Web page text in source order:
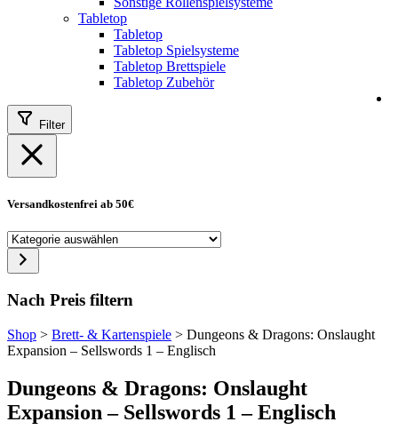
Tabletop
Tabletop
Tabletop Spielsysteme
Tabletop Brettspiele
Tabletop Zubehör
Filter
Versandkostenfrei ab 50€
Kategorie
auswählen
Nach Preis filtern
Shop > Brett- & Kartenspiele > Dungeons & Dragons: Onslaught
Expansion – Sellswords 1 – Englisch
Dungeons & Dragons: Onslaught
Expansion – Sellswords 1 – Englisch